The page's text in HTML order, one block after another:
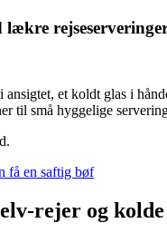
lækre
et koldt glas i
til små hyggelige
få en saftig bøf
rejer og